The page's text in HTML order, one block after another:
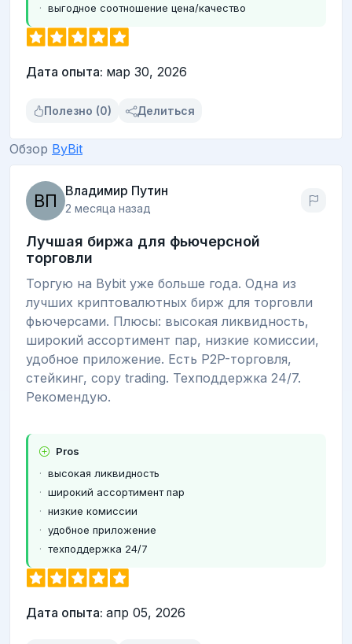
выгодное соотношение цена/качество
Дата опыта: мар 30, 2026
Полезно (0) Делиться
Обзор ByBit
Владимир Путин
2 месяца назад
Лучшая биржа для фьючерсной
торговли
Торгую на Bybit уже больше года. Одна из
лучших криптовалютных бирж для торговли
фьючерсами. Плюсы: высокая ликвидность,
широкий ассортимент пар, низкие комиссии,
удобное приложение. Есть P2P-торговля,
стейкинг, copy trading. Техподдержка 24/7.
Рекомендую.
Pros
высокая ликвидность
широкий ассортимент пар
низкие комиссии
удобное приложение
техподдержка 24/7
Дата опыта: апр 05, 2026